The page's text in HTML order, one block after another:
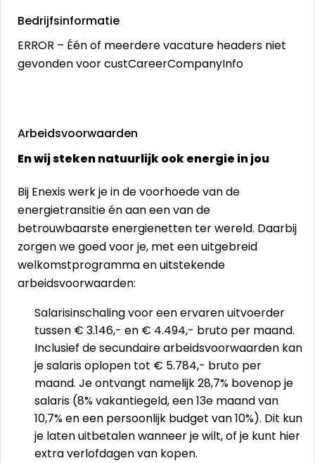
Bedrijfsinformatie
ERROR – Één of meerdere vacature headers niet
gevonden voor custCareerCompanyInfo
Arbeidsvoorwaarden
En wij steken natuurlijk ook energie in jou
Bij Enexis werk je in de voorhoede van de
energietransitie én aan een van de
betrouwbaarste energienetten ter wereld. Daarbij
zorgen we goed voor je, met een uitgebreid
welkomstprogramma en uitstekende
arbeidsvoorwaarden:
Salarisinschaling voor een ervaren uitvoerder
tussen € 3.146,- en € 4.494,- bruto per maand.
Inclusief de secundaire arbeidsvoorwaarden kan
je salaris oplopen tot € 5.784,- bruto per
maand. Je ontvangt namelijk 28,7% bovenop je
salaris (8% vakantiegeld, een 13e maand van
10,7% en een persoonlijk budget van 10%). Dit kun
je laten uitbetalen wanneer je wilt, of je kunt hier
extra verlofdagen van kopen.